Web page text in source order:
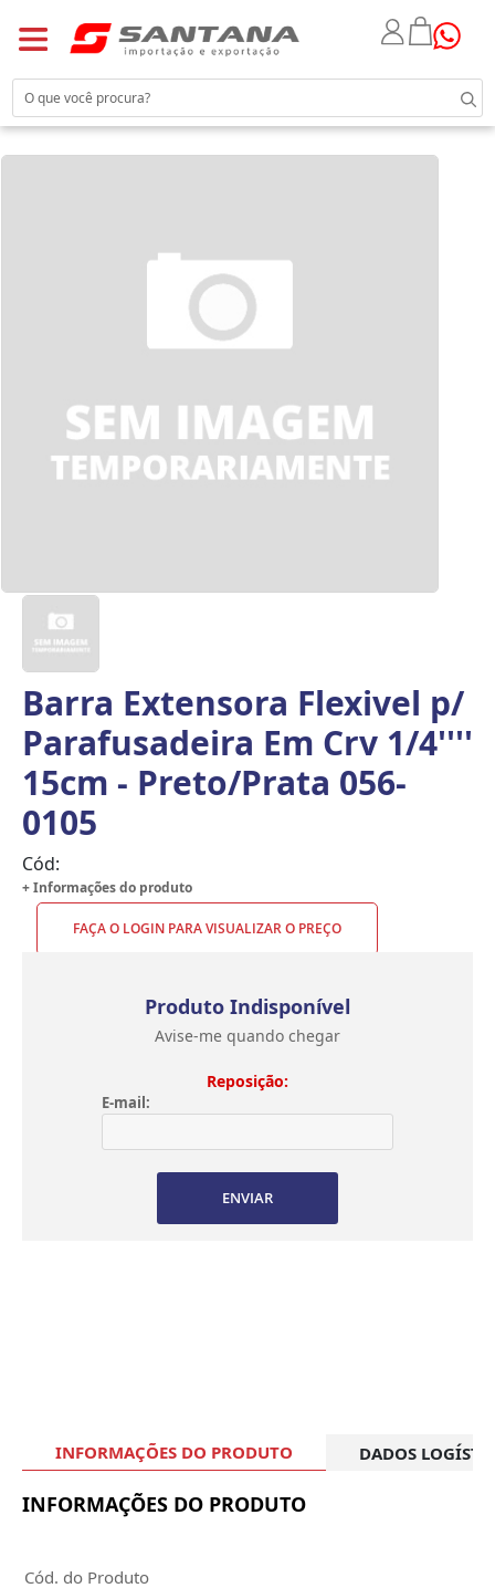
Barra Extensora Flexivel p/
Parafusadeira Em Crv 1/4''''
15cm - Preto/Prata 056-
0105
Cód:
+ Informações do produto
FAÇA O LOGIN PARA VISUALIZAR O PREÇO
Produto Indisponível
Avise-me quando chegar
Reposição:
E-mail:
ENVIAR
INFORMAÇÕES DO PRODUTO DADOS
INFORMAÇÕES DO PRODUTO
Cód. do Produto